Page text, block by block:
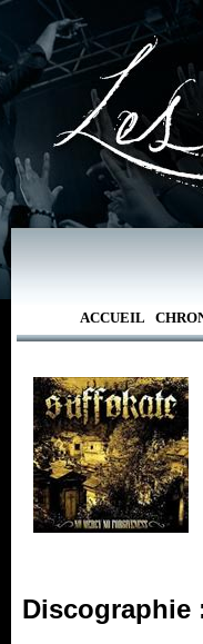
ACCUEIL
Discographie